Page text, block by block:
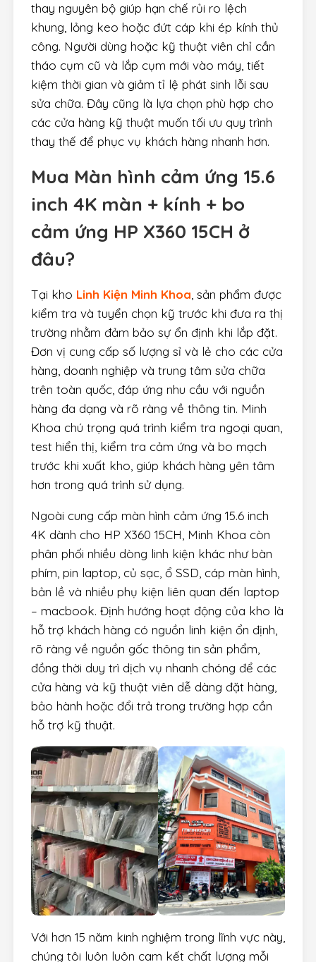
thay nguyên bộ giúp hạn chế rủi ro lệch
khung, lỏng keo hoặc đứt cáp khi ép kính thủ
công. Người dùng hoặc kỹ thuật viên chỉ cần
tháo cụm cũ và lắp cụm mới vào máy, tiết
kiệm thời gian và giảm tỉ lệ phát sinh lỗi sau
sửa chữa. Đây cũng là lựa chọn phù hợp cho
các cửa hàng kỹ thuật muốn tối ưu quy trình
thay thế để phục vụ khách hàng nhanh hơn.
Mua Màn hình cảm ứng 15.6
inch 4K màn + kính + bo
cảm ứng HP X360 15CH ở
đâu?
Tại kho Linh Kiện Minh Khoa , sản phẩm được
kiểm tra và tuyển chọn kỹ trước khi đưa ra thị
trường nhằm đảm bảo sự ổn định khi lắp đặt.
Đơn vị cung cấp số lượng sỉ và lẻ cho các cửa
hàng, doanh nghiệp và trung tâm sửa chữa
trên toàn quốc, đáp ứng nhu cầu với nguồn
hàng đa dạng và rõ ràng về thông tin. Minh
Khoa chú trọng quá trình kiểm tra ngoại quan,
test hiển thị, kiểm tra cảm ứng và bo mạch
trước khi xuất kho, giúp khách hàng yên tâm
hơn trong quá trình sử dụng.
Ngoài cung cấp màn hình cảm ứng 15.6 inch
4K dành cho HP X360 15CH, Minh Khoa còn
phân phối nhiều dòng linh kiện khác như bàn
phím, pin laptop, củ sạc, ổ SSD, cáp màn hình,
bản lề và nhiều phụ kiện liên quan đến laptop
– macbook. Định hướng hoạt động của kho là
hỗ trợ khách hàng có nguồn linh kiện ổn định,
rõ ràng về nguồn gốc thông tin sản phẩm,
đồng thời duy trì dịch vụ nhanh chóng để các
cửa hàng và kỹ thuật viên dễ dàng đặt hàng,
bảo hành hoặc đổi trả trong trường hợp cần
hỗ trợ kỹ thuật.
Với hơn 15 năm kinh nghiệm trong lĩnh vực này,
chúng tôi luôn luôn cam kết chất lượng mỗi